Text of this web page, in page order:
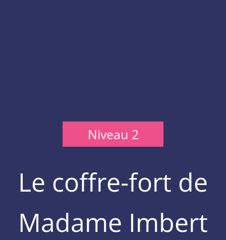
Niveau 2
Le coffre-fort de
Madame Imbert